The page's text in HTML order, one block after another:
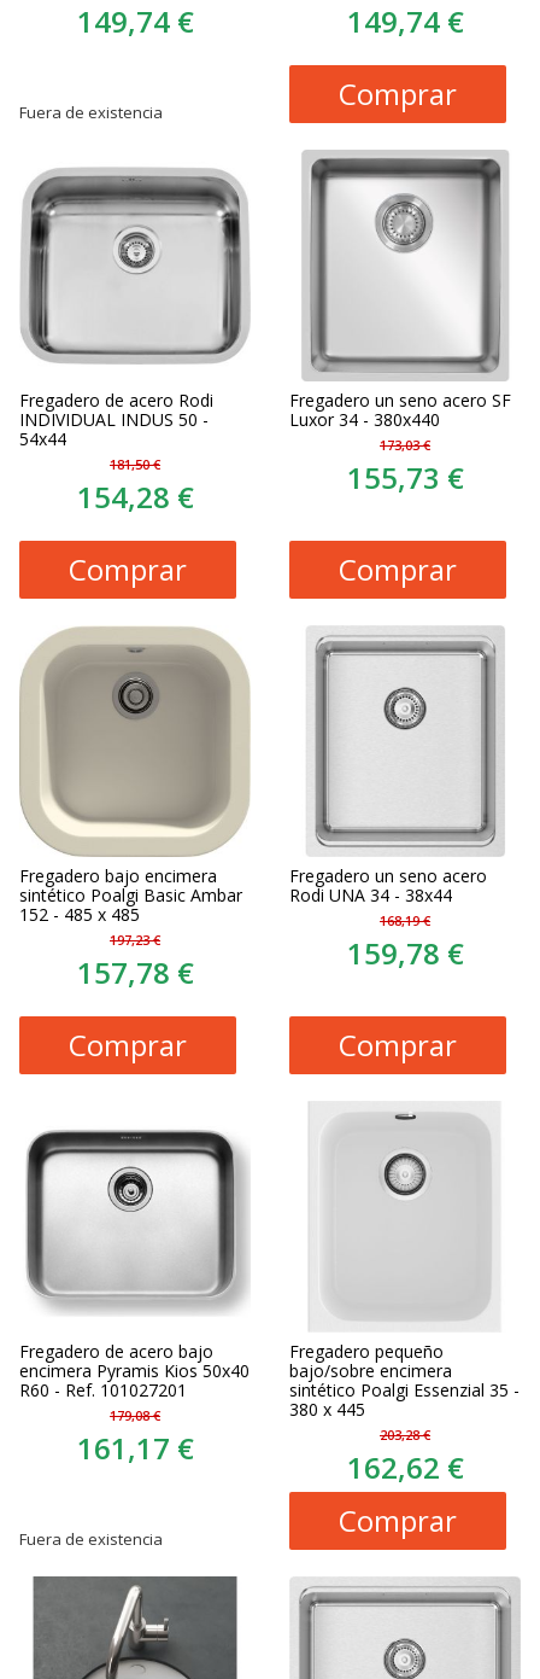
149,74 €
Fuera de existencia
149,74 €
Comprar
Fregadero de acero Rodi
INDIVIDUAL INDUS 50 -
54x44
181,50 €
154,28 €
Comprar
Fregadero un seno acero SF
Luxor 34 - 380x440
173,03 €
155,73 €
Comprar
Fregadero bajo encimera
sintético Poalgi Basic Ambar
152 - 485 x 485
197,23 €
157,78 €
Comprar
Fregadero un seno acero
Rodi UNA 34 - 38x44
168,19 €
159,78 €
Comprar
Fregadero de acero bajo
encimera Pyramis Kios 50x40
R60 - Ref. 101027201
179,08 €
161,17 €
Fuera de existencia
Fregadero pequeño
bajo/sobre encimera
sintético Poalgi Essenzial 35 -
380 x 445
203,28 €
162,62 €
Comprar